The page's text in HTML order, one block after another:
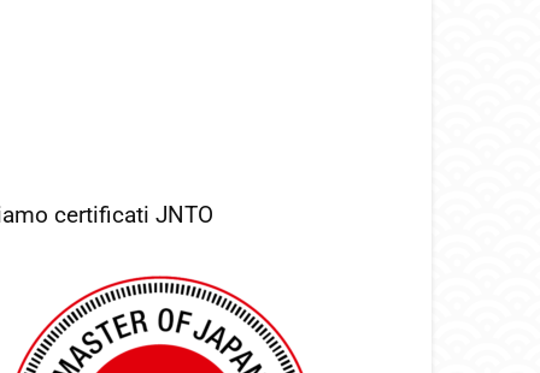
certificati JNTO